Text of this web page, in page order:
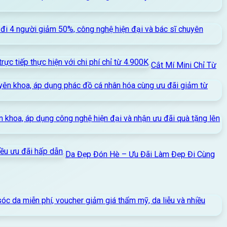
Cắt Mí Mini Chỉ Từ
Da Đẹp Đón Hè – Ưu Đãi Làm Đẹp Đi Cùng